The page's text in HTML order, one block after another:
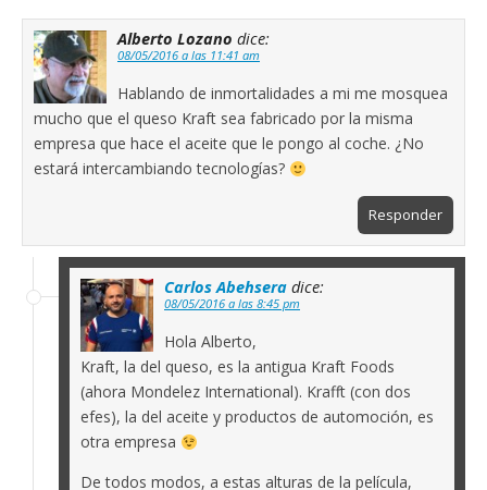
Alberto Lozano dice:
08/05/2016 a las 11:41 am
Hablando de inmortalidades a mi me mosquea
mucho que el queso Kraft sea fabricado por la misma
empresa que hace el aceite que le pongo al coche. ¿No
estará intercambiando tecnologías?
Responder
Carlos Abehsera dice:
08/05/2016 a las 8:45 pm
Hola Alberto,
Kraft, la del queso, es la antigua Kraft Foods
(ahora Mondelez International). Krafft (con dos
efes), la del aceite y productos de automoción, es
otra empresa
De todos modos, a estas alturas de la película,